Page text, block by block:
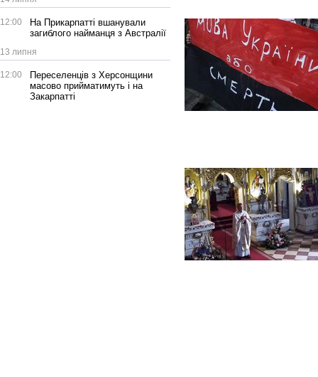
12:00
На Прикарпатті вшанували
загиблого найманця з Австралії
13 липня
12:00
Переселенців з Херсонщини
масово прийматимуть і на
Закарпатті